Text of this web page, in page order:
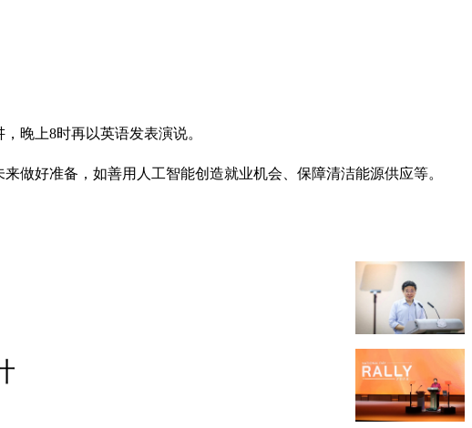
晚上8时再以英语发表演说。
做好准备，如善用人工智能创造就业机会、保障清洁能源供应等。